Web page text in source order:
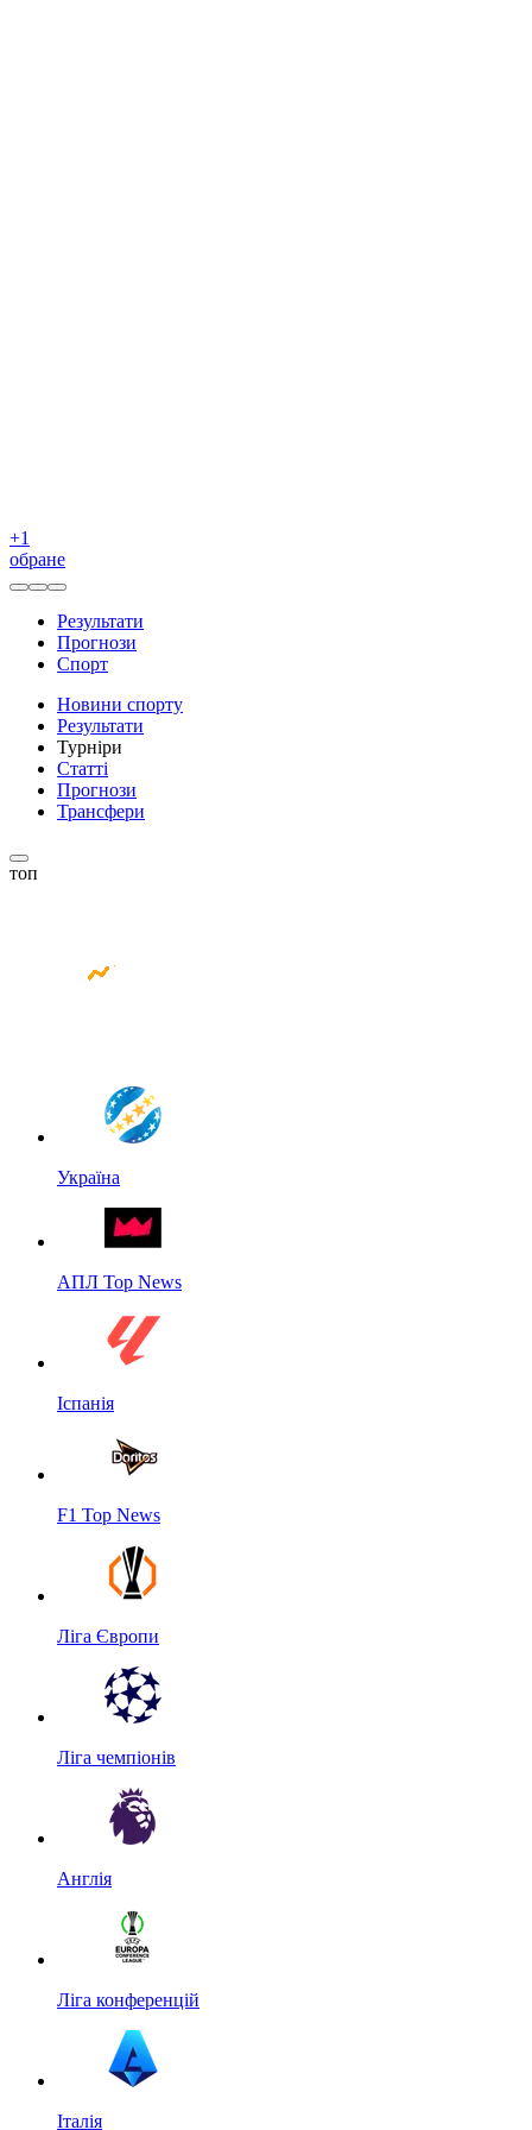
+1
обране
Результати
Прогнози
Спорт
Новини спорту
Результати
Турніри
Статті
Прогнози
Трансфери
топ
Україна
АПЛ Top News
Іспанія
F1 Top News
Ліга Європи
Ліга чемпіонів
Англія
Ліга конференцій
Італія